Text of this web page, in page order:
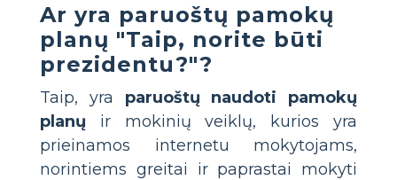
Ar yra paruoštų pamokų
planų "Taip, norite būti
prezidentu?"?
Taip, yra paruoštų naudoti pamokų
planų ir mokinių veiklų, kurios yra
prieinamos internetu mokytojams,
norintiems greitai ir paprastai mokyti